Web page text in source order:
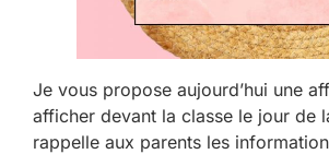
Je vous propose aujourd’hui une
afficher devant la classe le jour de
rappelle aux parents les